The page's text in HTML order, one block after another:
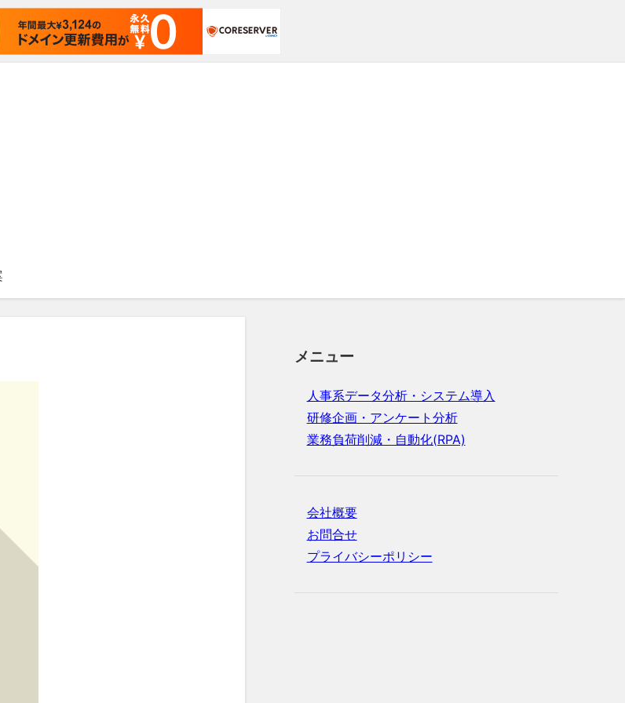
メニュー
人事系データ分析・システム導入
研修企画・アンケート分析
業務負荷削減・自動化(RPA)
会社概要
お問合せ
プライバシーポリシー